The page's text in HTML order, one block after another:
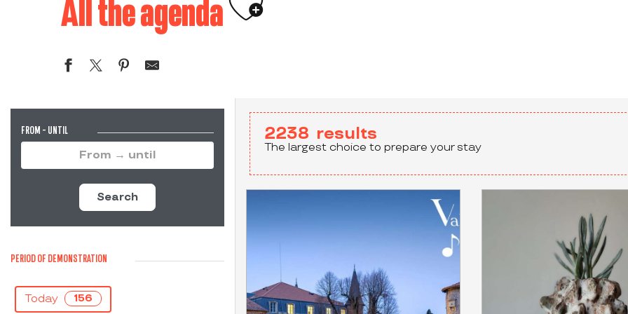
All the agenda
FROM - UNTIL
Search
PERIOD OF DEMONSTRATION
Today 156
2238 results
The largest choice to prepare your stay